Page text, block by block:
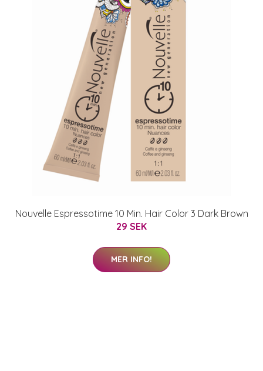
Nouvelle Espressotime 10 Min. Hair Color 3 Dark Brown
29 SEK
MER INFO!